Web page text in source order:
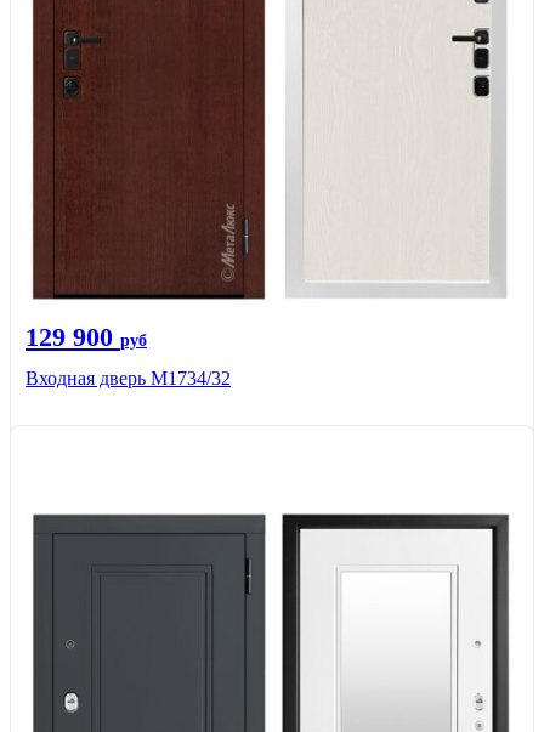
129 900 руб
Входная дверь М1734/32